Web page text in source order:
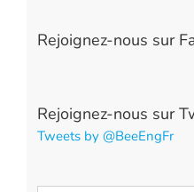
Rejoignez-nous sur
Rejoignez-nous sur
Tweets by @BeeEngFr